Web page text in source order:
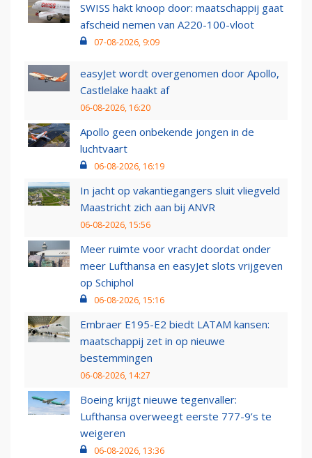
SWISS hakt knoop door: maatschappij gaat
afscheid nemen van A220-100-vloot
07-08-2026, 9:09
easyJet wordt overgenomen door Apollo,
Castlelake haakt af
06-08-2026, 16:20
Apollo geen onbekende jongen in de
luchtvaart
06-08-2026, 16:19
In jacht op vakantiegangers sluit vliegveld
Maastricht zich aan bij ANVR
06-08-2026, 15:56
Meer ruimte voor vracht doordat onder
meer Lufthansa en easyJet slots vrijgeven
op Schiphol
06-08-2026, 15:16
Embraer E195-E2 biedt LATAM kansen:
maatschappij zet in op nieuwe
bestemmingen
06-08-2026, 14:27
Boeing krijgt nieuwe tegenvaller:
Lufthansa overweegt eerste 777-9’s te
weigeren
06-08-2026, 13:36